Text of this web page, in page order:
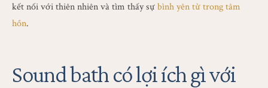
kết nối với thiên nhiên và tìm thấy sựbình yên từ trong tâm
hồn.
Sound bath có lợi ích gì với